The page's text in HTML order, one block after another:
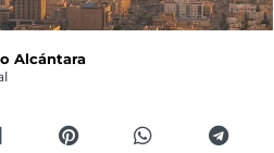
Alcántara